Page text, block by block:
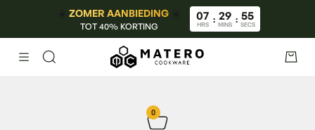
ZOMER AANBIEDING
TOT 40% KORTING
07
HRS : 29
MINS : 55
SECS
MenùCerca
0